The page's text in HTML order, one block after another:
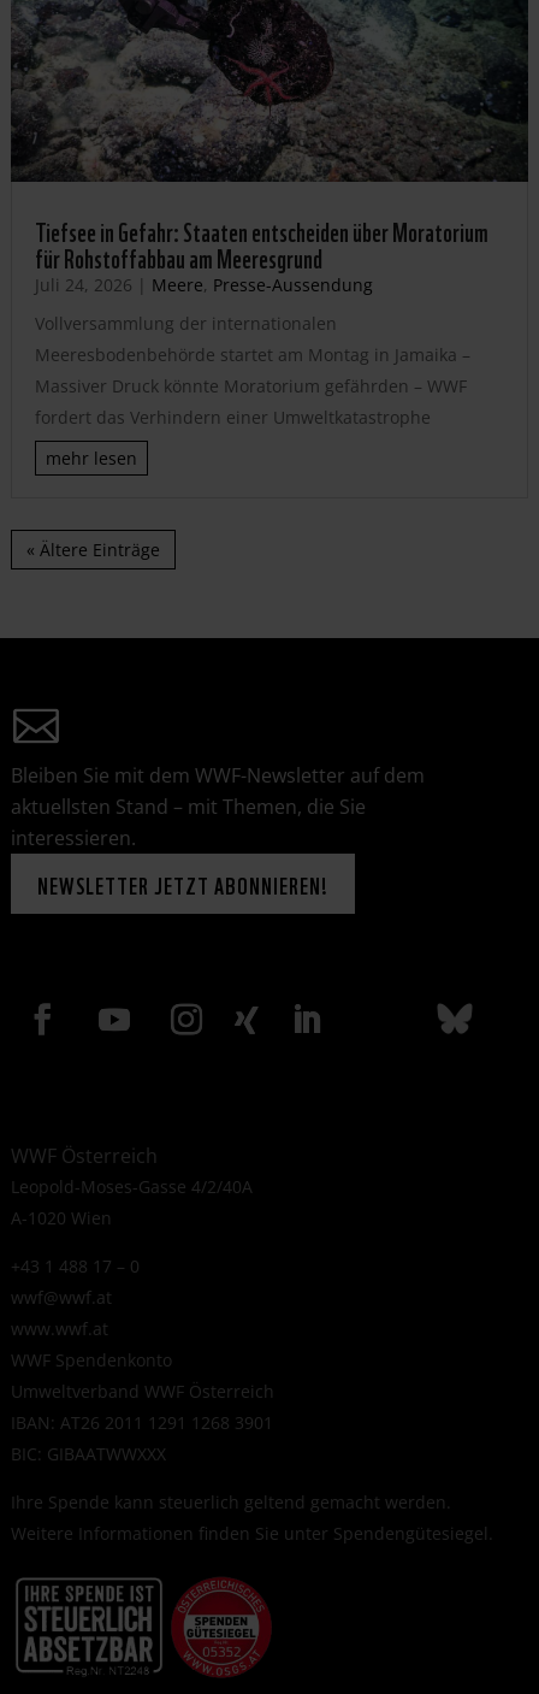
Tiefsee in Gefahr: Staaten entscheiden über Moratorium
für Rohstoffabbau am Meeresgrund
Juli 24, 2026 | Meere, Presse-Aussendung
Vollversammlung der internationalen
Meeresbodenbehörde startet am Montag in Jamaika –
Massiver Druck könnte Moratorium gefährden – WWF
fordert das Verhindern einer Umweltkatastrophe
mehr lesen
« Ältere Einträge
Bleiben Sie mit dem WWF-Newsletter auf dem
aktuellsten Stand – mit Themen, die Sie
interessieren.
NEWSLETTER JETZT ABONNIEREN!
WWF Österreich
Leopold-Moses-Gasse 4/2/40A
A-1020 Wien
+43 1 488 17 – 0
wwf@wwf.at
www.wwf.at
WWF Spendenkonto
Umweltverband WWF Österreich
IBAN: AT26 2011 1291 1268 3901
BIC: GIBAATWWXXX
Ihre Spende kann steuerlich geltend gemacht werden.
Weitere Informationen finden Sie unter Spendengütesiegel